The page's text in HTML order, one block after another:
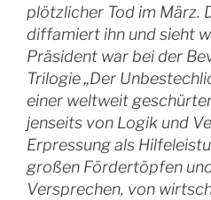
plötzlicher Tod im März.
diffamiert ihn und sieht
Präsident war bei der
Trilogie „Der
einer weltweit
jenseits von Logik und
Erpressung als
großen Fördertöpfen
Versprechen, von